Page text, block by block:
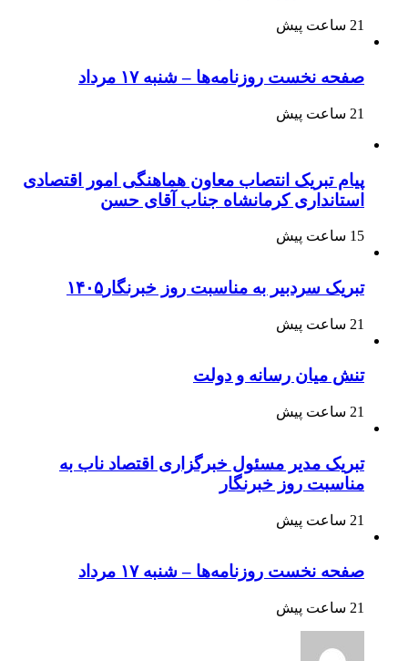
21 ساعت پیش
صفحه نخست روزنامه‌ها – شنبه ۱۷ مرداد
21 ساعت پیش
پیام تبریک انتصاب معاون هماهنگی امور اقتصادی
استانداری کرمانشاه جناب آقای حسن
15 ساعت پیش
تبریک سردبیر به مناسبت روز خبرنگار۱۴۰۵
21 ساعت پیش
تنش میان رسانه و دولت
21 ساعت پیش
تبریک مدیر مسئول خبرگزاری اقتصاد ناب به
مناسبت روز خبرنگار
21 ساعت پیش
صفحه نخست روزنامه‌ها – شنبه ۱۷ مرداد
21 ساعت پیش